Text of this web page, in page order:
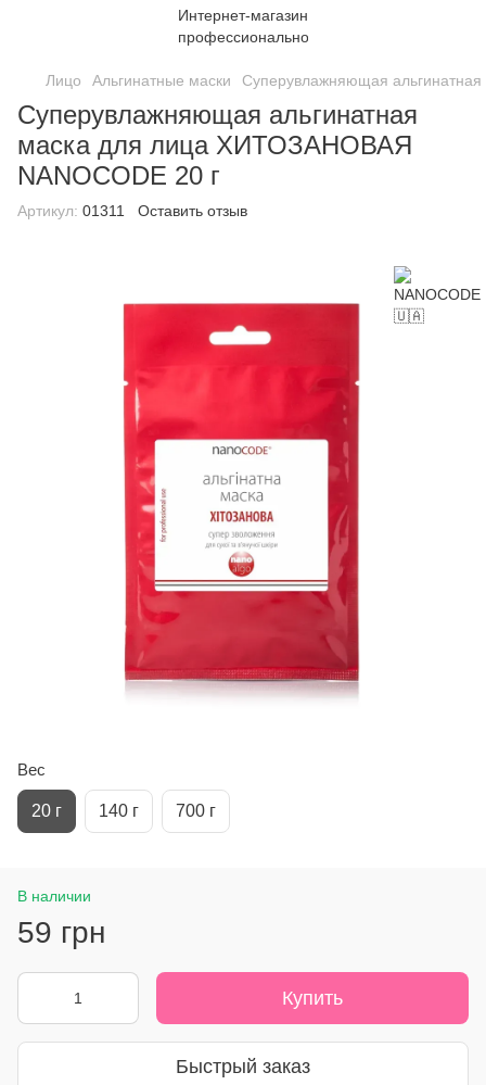
Лицо Альгинатные маски Суперувлажняющая
Суперувлажняющая альгинатная
маска для лица ХИТОЗАНОВАЯ
NANOCODE 20 г
Артикул: 01311 Оставить отзыв
Вес
20 г 140 г 700 г
В наличии
59 грн
Купить
Быстрый заказ